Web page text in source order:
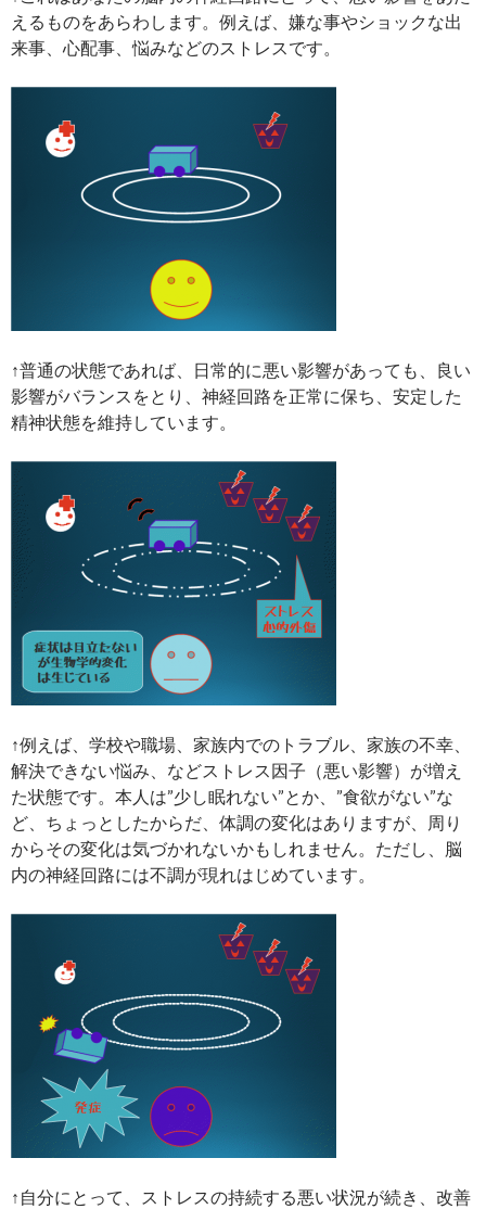
えるものをあらわします。例えば、嫌な事やショックな出
来事、心配事、悩みなどのストレスです。
↑普通の状態であれば、日常的に悪い影響があっても、良い
影響がバランスをとり、神経回路を正常に保ち、安定した
精神状態を維持しています。
↑例えば、学校や職場、家族内でのトラブル、家族の不幸、
解決できない悩み、などストレス因子（悪い影響）が増え
た状態です。本人は”少し眠れない”とか、”食欲がない”な
ど、ちょっとしたからだ、体調の変化はありますが、周り
からその変化は気づかれないかもしれません。ただし、脳
内の神経回路には不調が現れはじめています。
↑自分にとって、ストレスの持続する悪い状況が続き、改善